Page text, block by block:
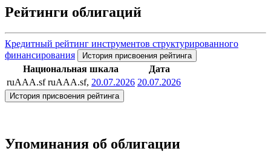
Рейтинги облигаций
Кредитный рейтинг инструментов структурированного
финансирования
История присвоения рейтинга
Национальная шкала
Дата
ruAAA.sf ruAAA.sf, 20.07.2026 20.07.2026
История присвоения рейтинга
Упоминания об облигации